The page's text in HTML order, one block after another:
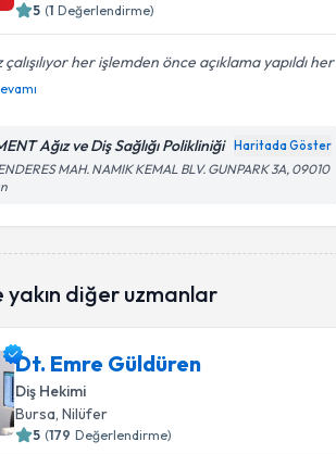
5 (1 Değerlendirme)
her işlemden önce açıklama yapıldı her
Ağız ve Diş Sağlığı Polikliniği Haritada Göster
MAH. NAMIK KEMAL BLV. GUNPARK 3A, 09010
yakın diğer uzmanlar
Dt. Emre Güldüren
Diş Hekimi
Bursa , Nilüfer
5 (179 Değerlendirme)